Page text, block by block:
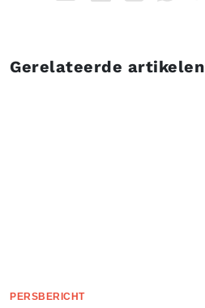
Gerelateerde artikelen
PERSBERICHT